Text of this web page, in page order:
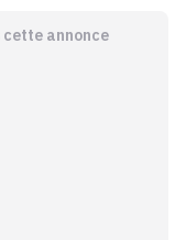
annonce